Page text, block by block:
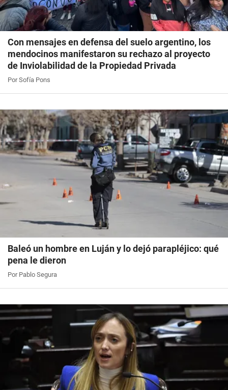
Con mensajes en defensa del suelo argentino, los
mendocinos manifestaron su rechazo al proyecto
de Inviolabilidad de la Propiedad Privada
Por Sofía Pons
Baleó un hombre en Luján y lo dejó parapléjico: qué
pena le dieron
Por Pablo Segura